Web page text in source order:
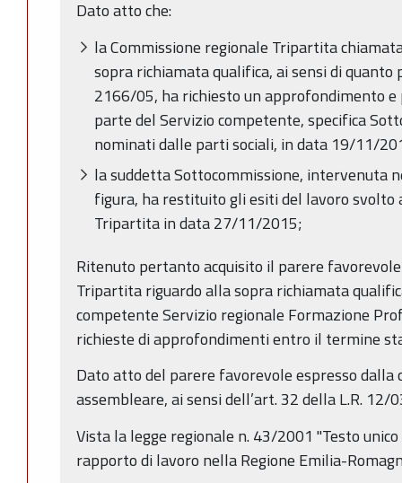
Dato atto che:
la Commissione regionale Tripartita
sopra richiamata qualifica, ai sensi di quanto
2166/05, ha richiesto un approfondimento
parte del Servizio competente, specifica
nominati dalle parti sociali, in data 19/11/
la suddetta Sottocommissione, intervenuta
figura, ha restituito gli esiti del lavoro svolto
Tripartita in data 27/11/2015;
Ritenuto pertanto acquisito il parere
Tripartita riguardo alla sopra richiamata
competente Servizio regionale Formazione
richieste di approfondimenti entro il termine
Dato atto del parere favorevole espresso dalla
assembleare, ai sensi dell’art. 32 della L.R.
Vista la legge regionale n. 43/2001 "Testo
rapporto di lavoro nella Regione Emilia-